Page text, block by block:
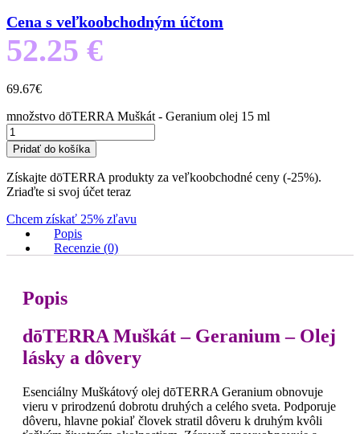
Cena s veľkoobchodným účtom
52.25 €
69.67€
množstvo dōTERRA Muškát - Geranium olej 15 ml
Pridať do košíka
Získajte dōTERRA produkty za veľkoobchodné ceny (-25%).
Zriaďte si svoj účet teraz
Chcem získať 25% zľavu
Popis
Recenzie (0)
Popis
dōTERRA Muškát – Geranium – Olej
lásky a dôvery
Esenciálny Muškátový olej dōTERRA Geranium obnovuje
vieru v prirodzenú dobrotu druhých a celého sveta. Podporuje
dôveru, hlavne pokiaľ človek stratil dôveru k druhým kvôli